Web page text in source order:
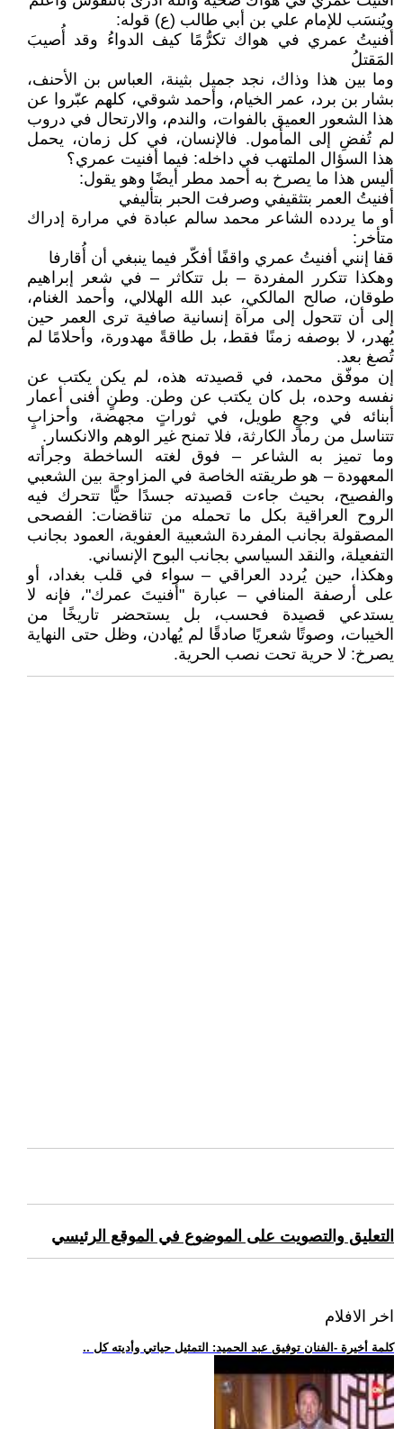
ويُنسَب للإمام علي بن أبي طالب (ع) قوله:
أفنيتُ عمري في هواك تكرُّمًا كيف الدواءُ وقد أُصيبَ
المَقتلُ
وما بين هذا وذاك، نجد جميل بثينة، العباس بن الأحنف،
بشار بن برد، عمر الخيام، وأحمد شوقي، كلهم عبّروا عن
هذا الشعور العميق بالفوات، والندم، والارتحال في دروب
لم تُفضِ إلى المأمول. فالإنسان، في كل زمان، يحمل
هذا السؤال الملتهب في داخله: فيما أفنيت عمري؟
أليس هذا ما يصرخ به أحمد مطر أيضًا وهو يقول:
أفنيتُ العمر بتثقيفي وصرفت الحبر بتأليفي
أو ما يردده الشاعر محمد سالم عبادة في مرارة إدراك
متأخر:
قفا إنني أفنيتُ عمري واقفًا أفكّر فيما ينبغي أن أُقارفا
وهكذا تتكرر المفردة – بل تتكاثر – في شعر إبراهيم
طوقان، صالح المالكي، عبد الله الهلالي، وأحمد الغنام،
إلى أن تتحول إلى مرآة إنسانية صافية ترى العمر حين
يُهدر، لا بوصفه زمنًا فقط، بل طاقةً مهدورة، وأحلامًا لم
تُصغ بعد.
إن موفّق محمد، في قصيدته هذه، لم يكن يكتب عن
نفسه وحده، بل كان يكتب عن وطن. وطنٍ أفنى أعمار
أبنائه في وجعٍ طويل، في ثوراتٍ مجهضة، وأحزابٍ
تتناسل من رماد الكارثة، فلا تمنح غير الوهم والانكسار.
وما تميز به الشاعر – فوق لغته الساخطة وجرأته
المعهودة – هو طريقته الخاصة في المزاوجة بين الشعبي
والفصيح، بحيث جاءت قصيدته جسدًا حيًّا تتحرك فيه
الروح العراقية بكل ما تحمله من تناقضات: الفصحى
المصقولة بجانب المفردة الشعبية العفوية، العمود بجانب
التفعيلة، والنقد السياسي بجانب البوح الإنساني.
وهكذا، حين يُردد العراقي – سواء في قلب بغداد، أو
على أرصفة المنافي – عبارة "أفنيتَ عمرك"، فإنه لا
يستدعي قصيدة فحسب، بل يستحضر تاريخًا من
الخيبات، وصوتًا شعريًا صادقًا لم يُهادن، وظل حتى النهاية
يصرخ: لا حرية تحت نصب الحرية.
التعليق والتصويت على الموضوع في الموقع الرئيسي
اخر الافلام
.. كلمة أخيرة -الفنان توفيق عبد الحميد: التمثيل حياتي وأديته كل